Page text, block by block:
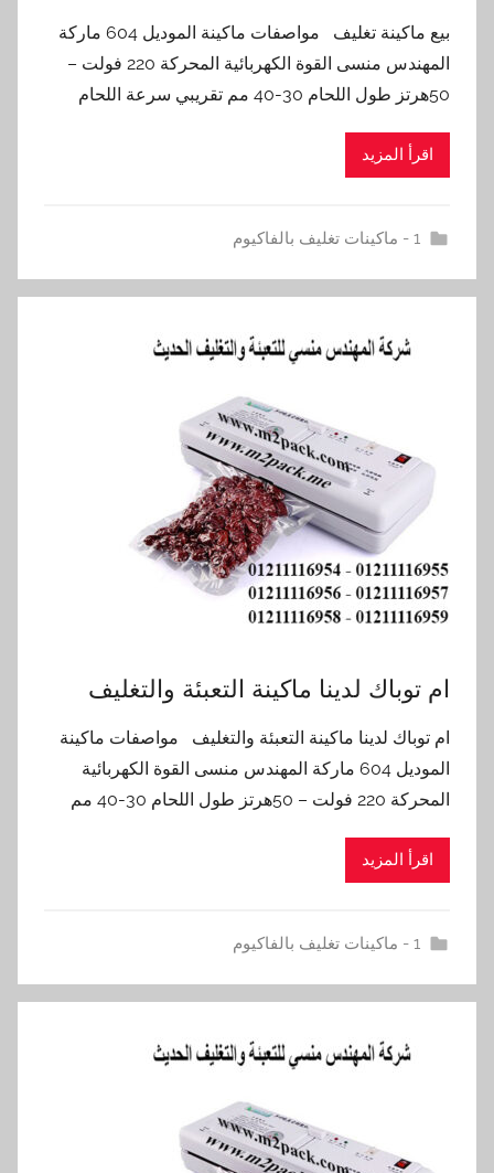
بيع ماكينة تغليف مواصفات ماكينة الموديل 604 ماركة
المهندس منسى القوة الكهربائية المحركة 220 فولت –
50هرتز طول اللحام 30-40 مم تقريبي سرعة اللحام
اقرأ المزيد
1 - ماكينات تغليف بالفاكيوم
ام توباك لدينا ماكينة التعبئة والتغليف
ام توباك لدينا ماكينة التعبئة والتغليف مواصفات ماكينة
الموديل 604 ماركة المهندس منسى القوة الكهربائية
المحركة 220 فولت – 50هرتز طول اللحام 30-40 مم
اقرأ المزيد
1 - ماكينات تغليف بالفاكيوم